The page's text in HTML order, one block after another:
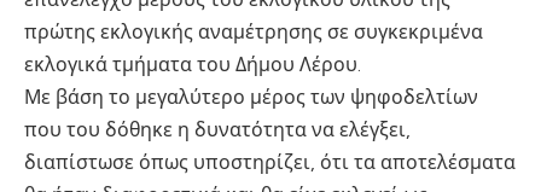
πρώτης εκλογικής αναμέτρησης σε συγκεκριμένα
εκλογικά τμήματα του Δήμου Λέρου.
Με βάση το μεγαλύτερο μέρος των ψηφοδελτίων
που του δόθηκε η δυνατότητα να ελέγξει,
διαπίστωσε όπως υποστηρίζει, ότι τα αποτελέσματα